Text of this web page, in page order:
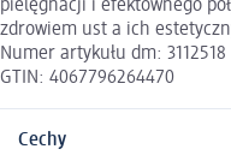
pielęgnacji i efektownego
zdrowiem ust a ich
Numer artykułu dm: 3112518
GTIN: 4067796264470
Cechy